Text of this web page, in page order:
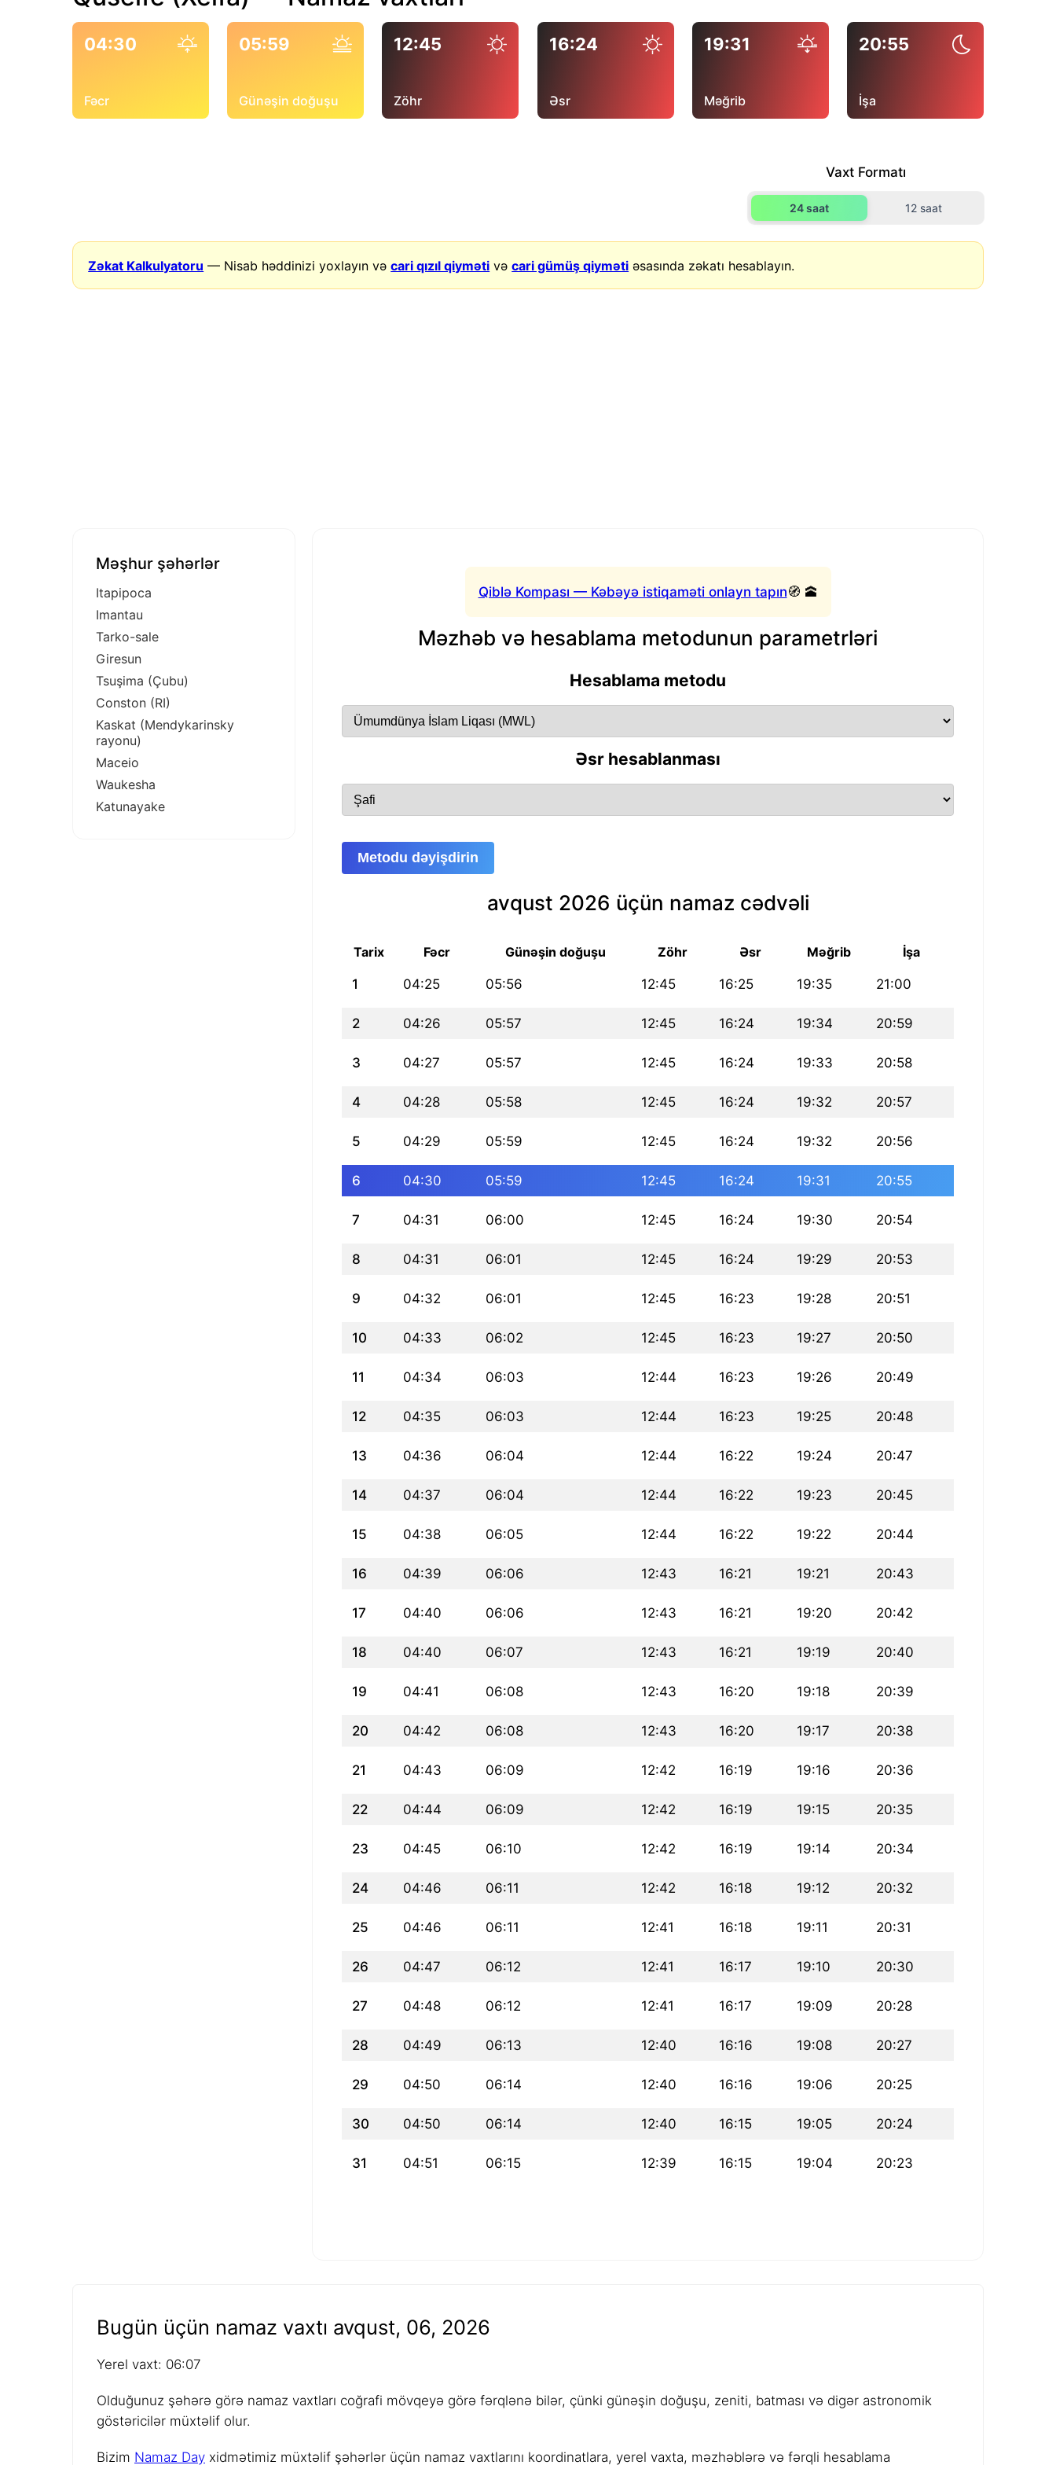
04:30
Fəcr
05:59
Günəşin doğuşu
12:45
Zöhr
16:24
Əsr
19:31
Məğrib
20:55
İşa
Vaxt Formatı
24 saat 12 saat
Zəkat Kalkulyatoru — Nisab həddinizi yoxlayın vəcari qızıl qiyməti vəcari gümüş qiyməti əsasında zəkatı hesablayın.
Qiblə Kompası — Kəbəyə istiqaməti onlayn tapın🧭 🕋
Məzhəb və hesablama metodunun parametrləri
Hesablama metodu
Əsr hesablanması
Metodu dəyişdirin
avqust 2026 üçün namaz cədvəli
Tarix Fəcr Günəşin doğuşu Zöhr Əsr Məğrib İşa
1 04:25 05:56 12:45 16:25 19:35 21:00
2 04:26 05:57 12:45 16:24 19:34 20:59
3 04:27 05:57 12:45 16:24 19:33 20:58
4 04:28 05:58 12:45 16:24 19:32 20:57
5 04:29 05:59 12:45 16:24 19:32 20:56
6 04:30 05:59 12:45 16:24 19:31 20:55
7 04:31 06:00 12:45 16:24 19:30 20:54
8 04:31 06:01 12:45 16:24 19:29 20:53
9 04:32 06:01 12:45 16:23 19:28 20:51
10 04:33 06:02 12:45 16:23 19:27 20:50
11 04:34 06:03 12:44 16:23 19:26 20:49
12 04:35 06:03 12:44 16:23 19:25 20:48
13 04:36 06:04 12:44 16:22 19:24 20:47
14 04:37 06:04 12:44 16:22 19:23 20:45
15 04:38 06:05 12:44 16:22 19:22 20:44
16 04:39 06:06 12:43 16:21 19:21 20:43
17 04:40 06:06 12:43 16:21 19:20 20:42
18 04:40 06:07 12:43 16:21 19:19 20:40
19 04:41 06:08 12:43 16:20 19:18 20:39
20 04:42 06:08 12:43 16:20 19:17 20:38
21 04:43 06:09 12:42 16:19 19:16 20:36
22 04:44 06:09 12:42 16:19 19:15 20:35
23 04:45 06:10 12:42 16:19 19:14 20:34
24 04:46 06:11 12:42 16:18 19:12 20:32
25 04:46 06:11 12:41 16:18 19:11 20:31
26 04:47 06:12 12:41 16:17 19:10 20:30
27 04:48 06:12 12:41 16:17 19:09 20:28
28 04:49 06:13 12:40 16:16 19:08 20:27
29 04:50 06:14 12:40 16:16 19:06 20:25
30 04:50 06:14 12:40 16:15 19:05 20:24
31 04:51 06:15 12:39 16:15 19:04 20:23
Məşhur şəhərlər
Itapipoca
Imantau
Tarko-sale
Giresun
Tsuşima (Çubu)
Conston (RI)
Kaskat (Mendykarinsky
rayonu)
Maceio
Waukesha
Katunayake
Bugün üçün namaz vaxtı avqust, 06, 2026
Yerel vaxt: 06:07
Olduğunuz şəhərə görə namaz vaxtları coğrafi mövqeyə görə fərqlənə bilər, çünki günəşin doğuşu, zeniti, batması və digər astronomik
göstəricilər müxtəlif olur.
Bizim Namaz Day xidmətimiz müxtəlif şəhərlər üçün namaz vaxtlarını koordinatlara, yerel vaxta, məzhəblərə və fərqli hesablama